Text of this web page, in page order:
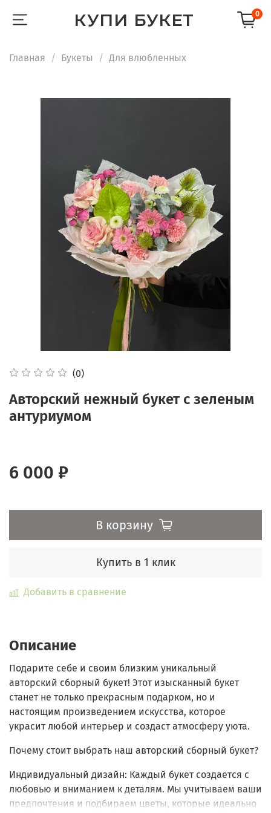
КУПИ БУКЕТ 0
Главная Букеты Для влюбленных
(0)
Авторский нежный букет с зеленым
антуриумом
6 000 ₽
В корзину
Купить в 1 клик
Добавить в сравнение
Описание
Подарите себе и своим близким уникальный
авторский сборный букет! Этот изысканный букет
станет не только прекрасным подарком, но и
настоящим произведением искусства, которое
украсит любой интерьер и создаст атмосферу уюта.
Почему стоит выбрать наш авторский сборный букет?
Индивидуальный дизайн: Каждый букет создается с
любовью и вниманием к деталям. Мы учитываем ваши
предпочтения и подбираем цветы, которые идеально